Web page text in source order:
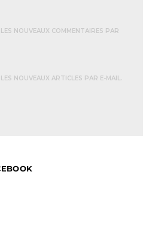
NOUVEAUX COMMENTAIRES PAR
NOUVEAUX ARTICLES PAR E-MAIL.